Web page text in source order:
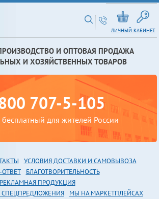
ЛИЧНЫЙ КАБИНЕТ
И ОПТОВАЯ ПРОДАЖА
И ХОЗЯЙСТВЕННЫХ ТОВАРОВ
707-5-105
для жителей России
УСЛОВИЯ ДОСТАВКИ И САМОВЫВОЗА
БЛАГОТВОРИТЕЛЬНОСТЬ
РЕКЛАМНАЯ ПРОДУКЦИЯ
СПЕЦПРЕДЛОЖЕНИЯ
МЫ НА МАРКЕТПЛЕЙСАХ